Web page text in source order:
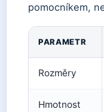
pomocníkem,
PARAMETR
Rozměry
Hmotnost